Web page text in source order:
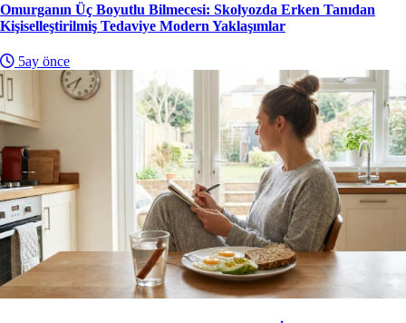
Omurganın Üç Boyutlu Bilmecesi: Skolyozda Erken Tanıdan
Kişiselleştirilmiş Tedaviye Modern Yaklaşımlar
5ay önce